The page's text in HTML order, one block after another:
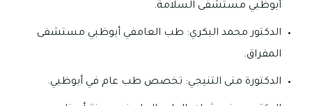
أبوظبي مستشفى السلامة.
الدكتور محمد البكري: طب العامفي أبوظبي مستشفى
المفراق.
الدكتورة منى التنيجي: تخصص طب عام في أبوظبي.